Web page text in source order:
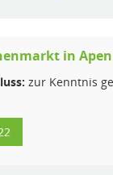
in Apen
zur Kenntnis